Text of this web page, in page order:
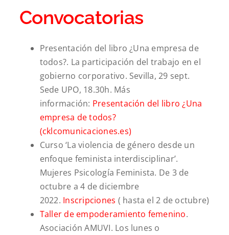
Convocatorias
Presentación del libro ¿Una empresa de
todos?. La participación del trabajo en el
gobierno corporativo. Sevilla,29 sept.
Sede UPO, 18.30h. Más
información: Presentación del libro ¿Una
empresa de todos?
(cklcomunicaciones.es)
Curso ‘La violencia de género desde un
enfoque feminista interdisciplinar’.
Mujeres Psicología Feminista. De 3 de
octubre a 4 de diciembre
2022. Inscripciones ( hasta el 2 de octubre)
Taller de empoderamiento femenino.
Asociación AMUVI. Los lunes o